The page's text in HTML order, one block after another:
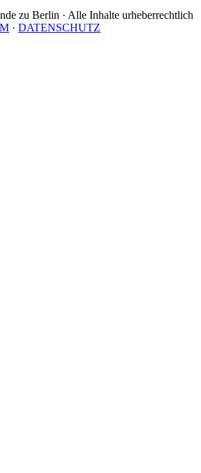
zu Berlin · Alle Inhalte urheberrechtlich
· DATENSCHUTZ